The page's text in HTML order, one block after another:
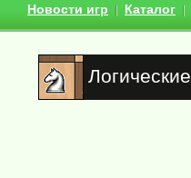
Новости игр Каталог
Логические